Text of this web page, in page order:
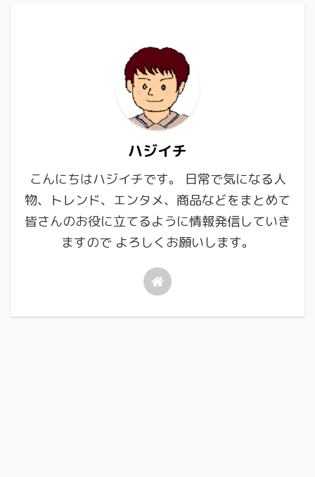
ハジイチ
こんにちはハジイチです。 日常で気になる人
物、トレンド、エンタメ、商品などをまとめて
皆さんのお役に立てるように情報発信していき
ますので よろしくお願いします。